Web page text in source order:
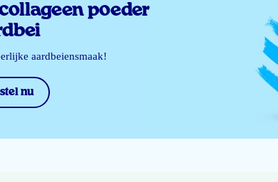
poeder
aardbeiensmaak!
nu